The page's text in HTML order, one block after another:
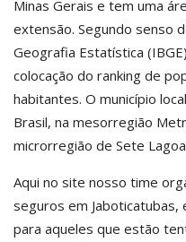
Minas Gerais e tem uma
extensão. Segundo senso
Geografia Estatística
colocação do ranking de
habitantes. O município
Brasil, na mesorregião
microrregião de Sete
Aqui no site nosso time
seguros em
para aqueles que estão